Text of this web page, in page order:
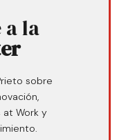
a la
sobre
at Work y